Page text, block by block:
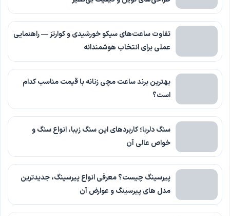
تفاوت ساعت‌های سیکو خورشیدی و کوارتز — راهنمایی
عملی برای انتخاب هوشمندانه
بهترین برند ساعت مچی زنانه با قیمت مناسب کدام
است؟
سنگ دلربا؛ کاربردهای این سنگ زیبا، انواع سنگ و
خواص عالی آن
پیرسینگ چیست؟ معرفی انواع پیرسینگ، جدیدترین
مدل های پیرسینگ و عوارض آن